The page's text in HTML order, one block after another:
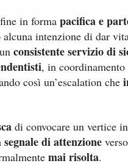
in forma pacifica e
alcuna intenzione di dar
consistente servizio di
, in
così un’escalation che
di convocare un vertice
segnale di attenzione
mai risolta.